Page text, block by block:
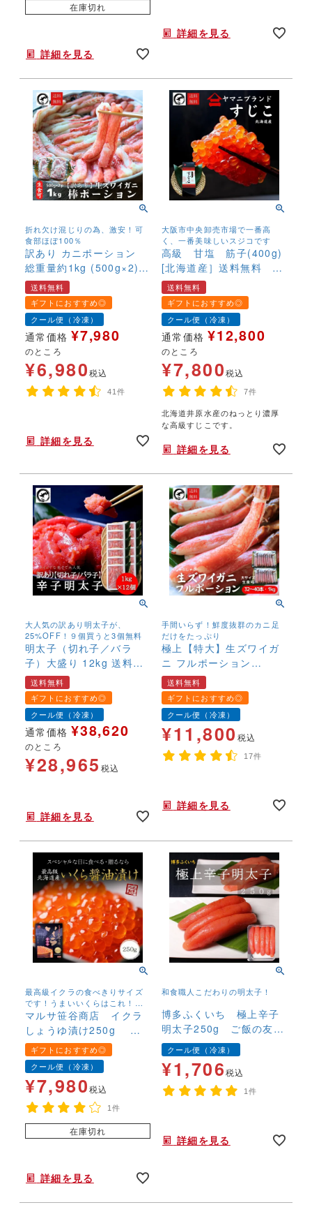
在庫切れ
詳細を見る
詳細を見る
折れ欠け混じりの為、激安！可
食部ほぼ100％
訳あり カニポーション
総重量約1kg (500g×2)
【折れ】 送料無料 生食
可 生ずわい蟹 折れ棒 ポ
ーション お取り寄せ お
刺身 丼
送料無料
ギフトにおすすめ◎
クール便（冷凍）
通常価格 ¥7,980
のところ
¥6,980税込
41件
詳細を見る
大阪市中央卸売市場で一番高
く、一番美味しいスジコです
高級 甘塩 筋子(400g)
[北海道産］送料無料 す
じこ スジコ いくら
イクラ 塩いくら
送料無料
ギフトにおすすめ◎
クール便（冷凍）
通常価格 ¥12,800
のところ
¥7,800税込
7件
北海道井原水産のねっとり濃厚
な高級すじこです。
詳細を見る
大人気の訳あり明太子が、
25%OFF！９個買うと3個無料
明太子（切れ子／バラ
子）大盛り 12kg 送料無
料 切れ子 訳あり お得 お
買い得 安心 めんたいこ
メンタイコ 冷凍 カジュ
アルギフト 簡易包装
送料無料
ギフトにおすすめ◎
クール便（冷凍）
通常価格 ¥38,620
のところ
¥28,965 税込
詳細を見る
手間いらず！鮮度抜群のカニ足
だけをたっぷり
極上【特大】生ズワイガ
ニ フルポーション
1kg（32～40本） カニし
ゃぶ カニのお刺身 カニ
刺し 生食可 かにしゃぶ
蟹 むき身 送料無料
送料無料
ギフトにおすすめ◎
クール便（冷凍）
¥11,800 税込
17件
詳細を見る
最高級イクラの食べきりサイズ
です！うまいいくらはこれ！長
年いくらしょうゆ漬けを取り扱
っていますが、マルサのイクラ
が一番人気があります！
マルサ笹谷商店 イクラ
しょうゆ漬け250g 食
べきりサイズ
ギフトにおすすめ◎
クール便（冷凍）
¥7,980税込
1件
在庫切れ
詳細を見る
和食職人こだわりの明太子！
博多ふくいち 極上辛子
明太子250g ご飯の友
おにぎり お茶漬け 冷
凍便
クール便（冷凍）
¥1,706税込
1件
詳細を見る